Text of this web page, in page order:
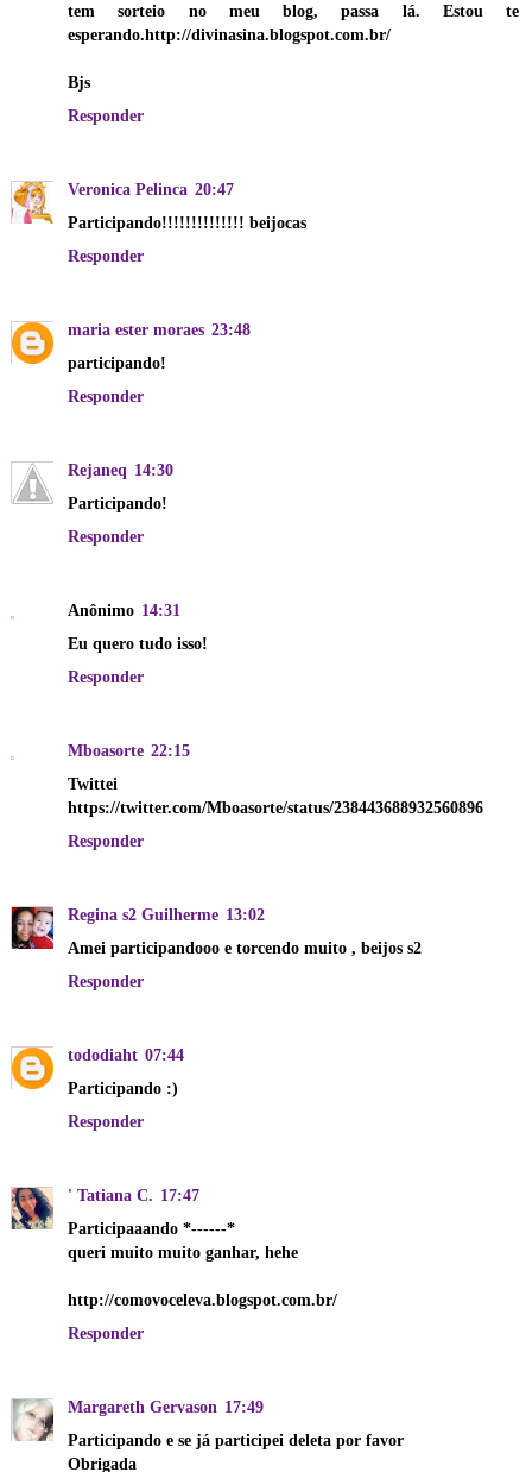
tem sorteio no meu blog, passa lá. Estou te
esperando.http://divinasina.blogspot.com.br/
Bjs
Responder
Veronica Pelinca 20:47
Participando!!!!!!!!!!!!!! beijocas
Responder
maria ester moraes 23:48
participando!
Responder
Rejaneq 14:30
Participando!
Responder
Anônimo 14:31
Eu quero tudo isso!
Responder
Mboasorte 22:15
Twittei
https://twitter.com/Mboasorte/status/238443688932560896
Responder
Regina s2 Guilherme 13:02
Amei participandooo e torcendo muito , beijos s2
Responder
tododiaht 07:44
Participando :)
Responder
' Tatiana C. 17:47
Participaaando *------*
queri muito muito ganhar, hehe
http://comovoceleva.blogspot.com.br/
Responder
Margareth Gervason 17:49
Participando e se já participei deleta por favor
Obrigada